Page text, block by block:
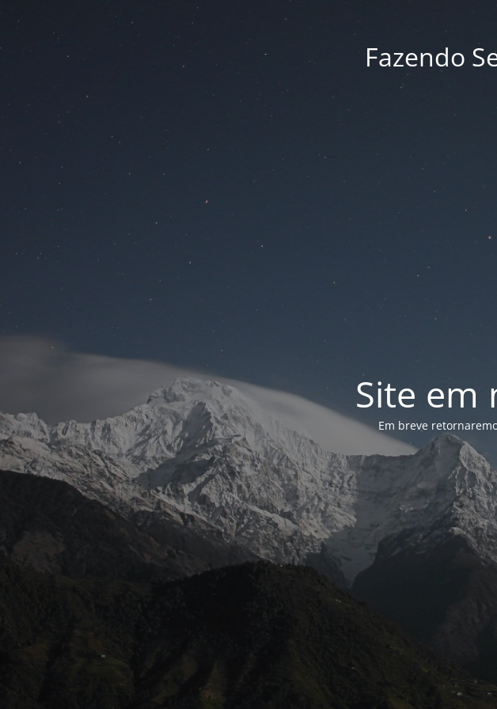
Fazendo
Site em
Em breve